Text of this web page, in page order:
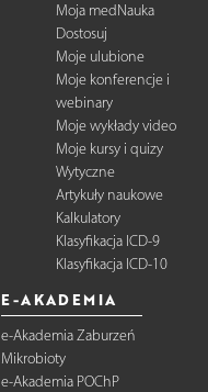
Moja medNauka
Dostosuj
Moje ulubione
Moje konferencje i
webinary
Moje wykłady video
Moje kursy i quizy
Wytyczne
Artykuły naukowe
Kalkulatory
Klasyfikacja ICD-9
Klasyfikacja ICD-10
E-AKADEMIA
e-Akademia Zaburzeń
Mikrobioty
e-Akademia POChP